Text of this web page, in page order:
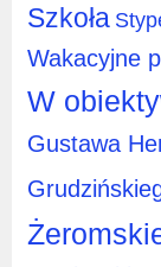
Szkoła
Wakacyjne
W
Gustawa